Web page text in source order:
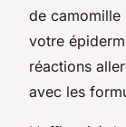
de camomille
votre
réactions
avec les